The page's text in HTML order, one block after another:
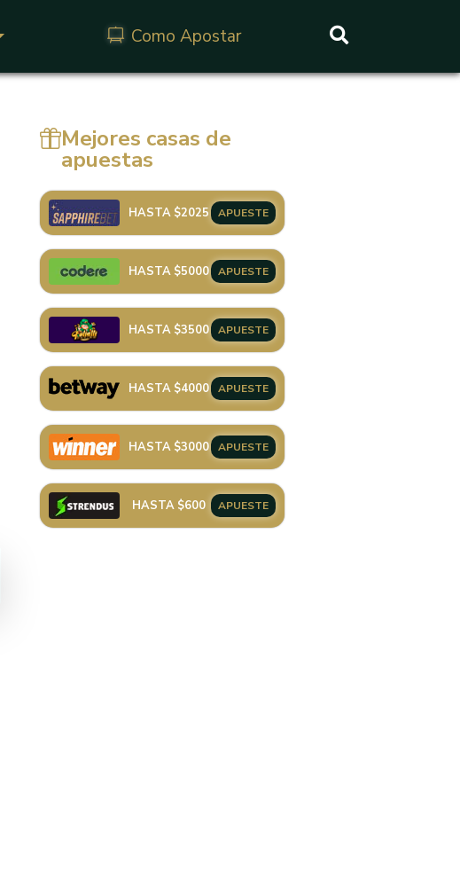
Como Apostar Buscar
Mejores casas de
apuestas
HASTA $2025 APUESTE
HASTA $5000 APUESTE
HASTA $3500 APUESTE
HASTA $4000 APUESTE
HASTA $3000 APUESTE
HASTA $600 APUESTE